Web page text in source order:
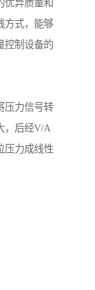
优异质量和
方式，能够
控制设备的
压力信号转
，后经V/A
压力成线性